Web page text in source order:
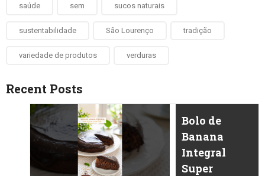
saúde sem sucos naturais
sustentabilidade São Lourenço tradição
variedade de produtos verduras
Recent Posts
Bolo de
Banana
Integral
Super